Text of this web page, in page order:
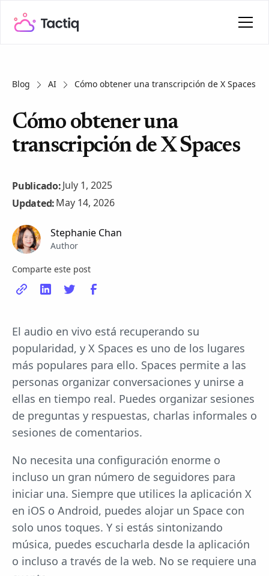
Blog AI Cómo obtener una transcripción de X Spaces
Cómo obtener una
transcripción de X Spaces
Publicado:July 1, 2025
Updated:May 14, 2026
Stephanie Chan
Author
Comparte este post
El audio en vivo está recuperando su
popularidad, y X Spaces es uno de los lugares
más populares para ello. Spaces permite a las
personas organizar conversaciones y unirse a
ellas en tiempo real. Puedes organizar sesiones
de preguntas y respuestas, charlas informales o
sesiones de comentarios.
No necesita una configuración enorme o
incluso un gran número de seguidores para
iniciar una. Siempre que utilices la aplicación X
en iOS o Android, puedes alojar un Space con
solo unos toques. Y si estás sintonizando
música, puedes escucharla desde la aplicación
o incluso a través de la web. No se requiere una